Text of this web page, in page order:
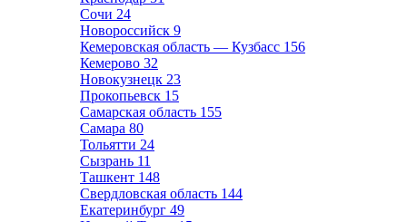
Сочи 24
Новороссийск 9
Кемеровская область — Кузбасс 156
Кемерово 32
Новокузнецк 23
Прокопьевск 15
Самарская область 155
Самара 80
Тольятти 24
Сызрань 11
Ташкент 148
Свердловская область 144
Екатеринбург 49